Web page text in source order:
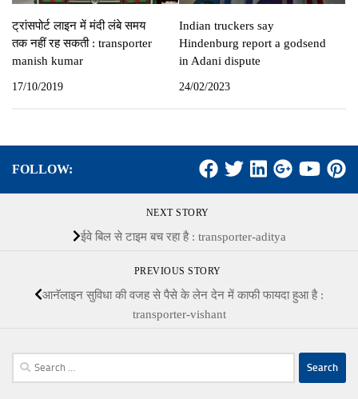
ट्रांसपोर्ट लाइन में मंदी लंबे समय
तक नहीं रह सकती : transporter
manish kumar
17/10/2019
Indian truckers say
Hindenburg report a godsend
in Adani dispute
24/02/2023
FOLLOW:
NEXT STORY
ईवे बिल से टाइम बच रहा है : transporter-aditya
PREVIOUS STORY
आनॅलाइन सुविधा की वजह से पैसे के लेन देन में काफी फायदा हुआ है :
transporter-vishant
Search
for: